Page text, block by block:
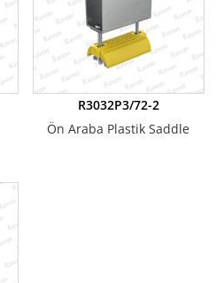
R3032P3/72-2
Ön Araba Plastik Saddle